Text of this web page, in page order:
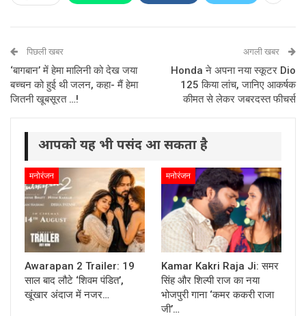
पिछली खबर
‘बागबान’ में हेमा मालिनी को देख जया
बच्चन को हुई थी जलन, कहा- मैं हेमा
जितनी खूबसूरत …!
अगली खबर
Honda ने अपना नया स्कूटर Dio
125 किया लांच, जानिए आकर्षक
कीमत से लेकर जबरदस्त फीचर्स
आपको यह भी पसंद आ सकता है
मनोरंजन
Awarapan 2 Trailer: 19
साल बाद लौटे ‘शिवम पंडित’,
खूंखार अंदाज में नजर…
मनोरंजन
Kamar Kakri Raja Ji: समर
सिंह और शिल्पी राज का नया
भोजपुरी गाना ‘कमर ककरी राजा
जी’…